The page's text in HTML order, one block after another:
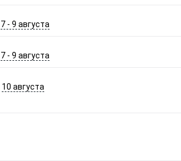
7 - 9 августа
7 - 9 августа
10 августа